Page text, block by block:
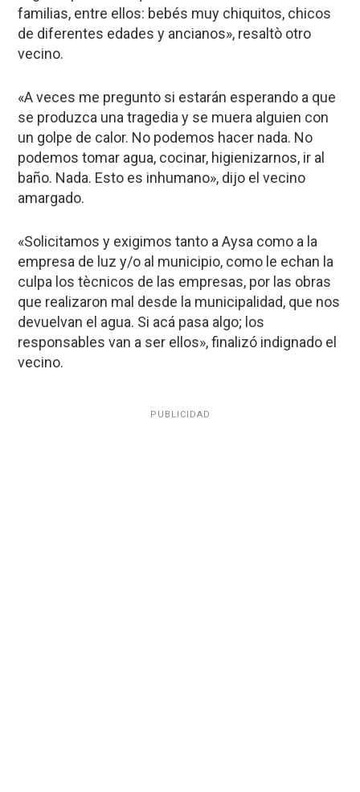
familias, entre ellos: bebés muy chiquitos, chicos
de diferentes edades y ancianos», resaltò otro
vecino.
«A veces me pregunto si estarán esperando a que
se produzca una tragedia y se muera alguien con
un golpe de calor. No podemos hacer nada. No
podemos tomar agua, cocinar, higienizarnos, ir al
baño. Nada. Esto es inhumano», dijo el vecino
amargado.
«Solicitamos y exigimos tanto a Aysa como a la
empresa de luz y/o al municipio, como le echan la
culpa los tècnicos de las empresas, por las obras
que realizaron mal desde la municipalidad, que nos
devuelvan el agua. Si acá pasa algo; los
responsables van a ser ellos», finalizó indignado el
vecino.
PUBLICIDAD